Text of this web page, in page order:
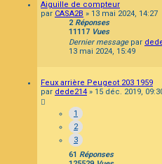
Aiguille de compteur
par CASA2B » 13 mai 2024, 14:27
2Réponses
11117 Vues
Dernier message par
13 mai 2024, 15:49
Feux arrière Peugeot 203 1959
par dede214 » 15 déc. 2019,
1
2
3
61 Réponses